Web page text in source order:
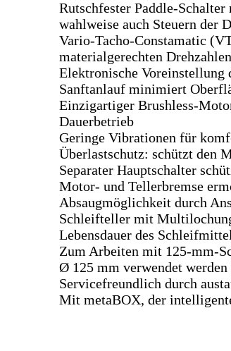
Rutschfester Paddle-
wahlweise auch Steuern der
Vario-Tacho-Constamatic
materialgerechten
Elektronische Voreinstellung
Sanftanlauf minimiert
Einzigartiger Brushless-
Dauerbetrieb
Geringe Vibrationen für
Überlastschutz: schützt den
Separater Hauptschalter
Motor- und Tellerbremse
Absaugmöglichkeit durch
Schleifteller mit
Lebensdauer des
Zum Arbeiten mit 125-mm-
Ø 125 mm verwendet
Servicefreundlich durch
Mit metaBOX, der